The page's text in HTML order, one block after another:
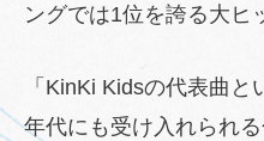
ングでは1位を誇る大ヒ
「KinKi Kidsの代表曲
年代にも受け入れられ